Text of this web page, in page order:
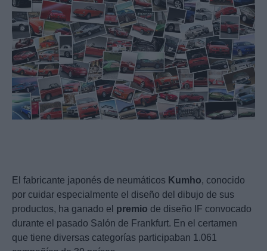
El fabricante japonés de neumáticos Kumho, conocido
por cuidar especialmente el diseño del dibujo de sus
productos, ha ganado el premio de diseño IF convocado
durante el pasado Salón de Frankfurt. En el certamen
que tiene diversas categorías participaban 1.061